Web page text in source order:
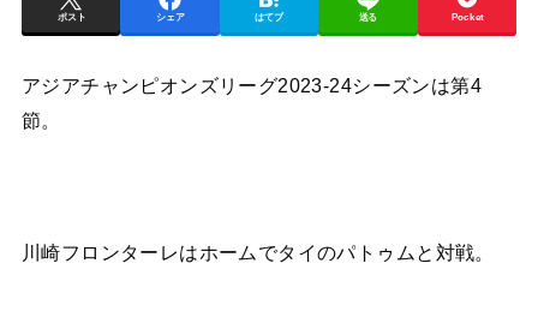
ポスト シェア はてブ 送る Pocket
アジアチャンピオンズリーグ2023-24シーズンは第4
節。
川崎フロンターレはホームでタイのパトゥムと対戦。